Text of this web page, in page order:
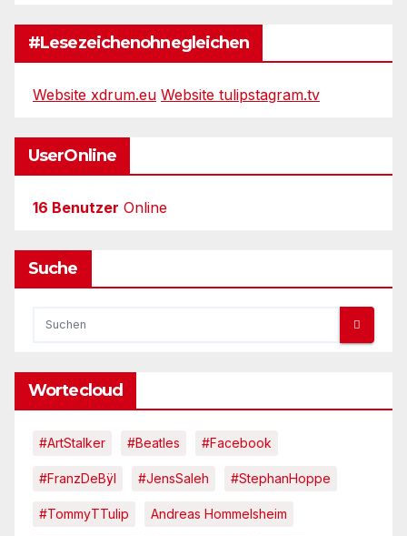
#Lesezeichenohnegleichen
Website xdrum.eu Website tulipstagram.tv
UserOnline
16 Benutzer Online
Suche
Wortecloud
#ArtStalker #Beatles #Facebook
#FranzDeBÿl #JensSaleh #StephanHoppe
#TommyTTulip Andreas Hommelsheim